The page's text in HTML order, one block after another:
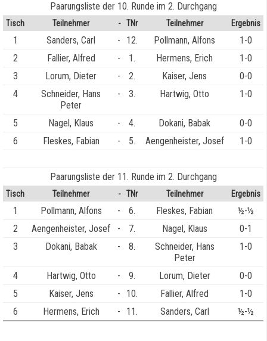
Paarungsliste der 10. Runde im 2. Durchgang
Tisch Teilnehmer - TNr Teilnehmer Ergebnis
1 Sanders, Carl - 12. Pollmann, Alfons
1-0
2
Fallier, Alfred - 1. Hermens, Erich
1-0
3
Lorum, Dieter - 2. Kaiser, Jens
0-0
4
Schneider, Hans
Peter
- 3. Hartwig, Otto 1-0
5 Nagel, Klaus - 4. Dokani, Babak
0-0
6
Fleskes, Fabian - 5. Aengenheister, Josef 1-0
Paarungsliste der 11. Runde im 2. Durchgang
Tisch Teilnehmer - TNr Teilnehmer Ergebnis
1 Pollmann, Alfons - 6. Fleskes, Fabian
½-½
2
Aengenheister, Josef - 7. Nagel, Klaus
0-1
3
Dokani, Babak - 8.
Schneider, Hans
Peter
1-0
4 Hartwig, Otto - 9. Lorum, Dieter
0-0
5
Kaiser, Jens - 10. Fallier, Alfred
1-0
6
Hermens, Erich - 11. Sanders, Carl ½-½